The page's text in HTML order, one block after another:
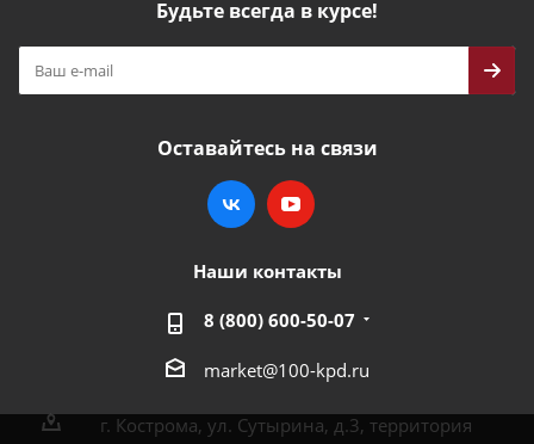
Будьте всегда в курсе!
Оставайтесь на связи
Наши контакты
8 (800) 600-50-07
market@100-kpd.ru
г. Кострома, ул. Сутырина, д.3, территория